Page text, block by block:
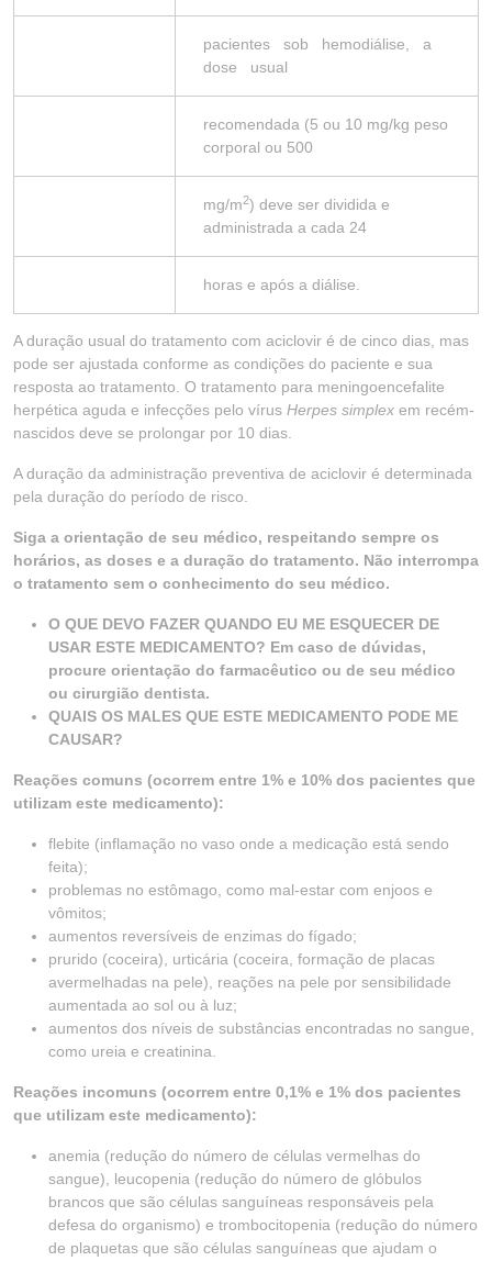
pacientes sob hemodiálise, a
dose usual
recomendada (5 ou 10 mg/kg peso
corporal ou 500
mg/m2) deve ser dividida e
administrada a cada 24
horas e após a diálise.
A duração usual do tratamento com aciclovir é de cinco dias, mas
pode ser ajustada conforme as condições do paciente e sua
resposta ao tratamento. O tratamento para meningoencefalite
herpética aguda e infecções pelo vírus Herpes simplex em recém-
nascidos deve se prolongar por 10 dias.
A duração da administração preventiva de aciclovir é determinada
pela duração do período de risco.
Siga a orientação de seu médico, respeitando sempre os
horários, as doses e a duração do tratamento. Não interrompa
o tratamento sem o conhecimento do seu médico.
O QUE DEVO FAZER QUANDO EU ME ESQUECER DE
USAR ESTE MEDICAMENTO? Em caso de dúvidas,
procure orientação do farmacêutico ou de seu médico
ou cirurgião dentista.
QUAIS OS MALES QUE ESTE MEDICAMENTO PODE ME
CAUSAR?
Reações comuns (ocorrem entre 1% e 10% dos pacientes que
utilizam este medicamento):
flebite (inflamação no vaso onde a medicação está sendo
feita);
problemas no estômago, como mal-estar com enjoos e
vômitos;
aumentos reversíveis de enzimas do fígado;
prurido (coceira), urticária (coceira, formação de placas
avermelhadas na pele), reações na pele por sensibilidade
aumentada ao sol ou à luz;
aumentos dos níveis de substâncias encontradas no sangue,
como ureia e creatinina.
Reações incomuns (ocorrem entre 0,1% e 1% dos pacientes
que utilizam este medicamento):
anemia (redução do número de células vermelhas do
sangue), leucopenia (redução do número de glóbulos
brancos que são células sanguíneas responsáveis pela
defesa do organismo) e trombocitopenia (redução do número
de plaquetas que são células sanguíneas que ajudam o